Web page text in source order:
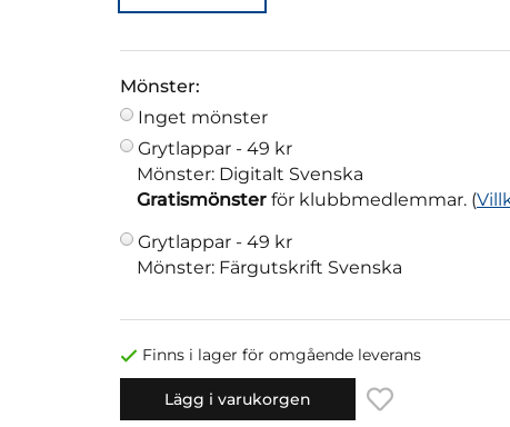
Mönster:
Inget mönster
Grytlappar - 49 kr
Mönster: Digitalt Svenska
Gratismönster för klubbmedlemmar. (
Grytlappar - 49 kr
Mönster: Färgutskrift Svenska
Finns i lager för omgående leverans
Lägg i varukorgen